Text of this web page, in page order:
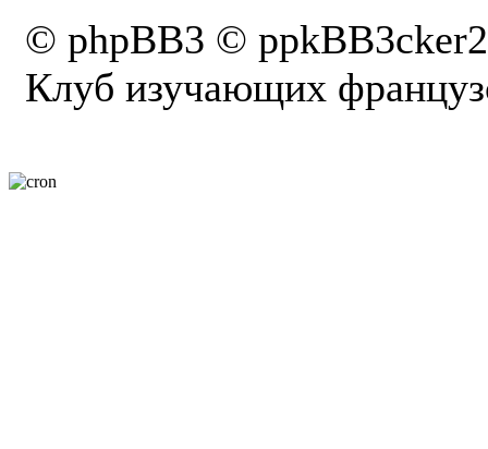
© phpBB3 ©
Клуб изучающих